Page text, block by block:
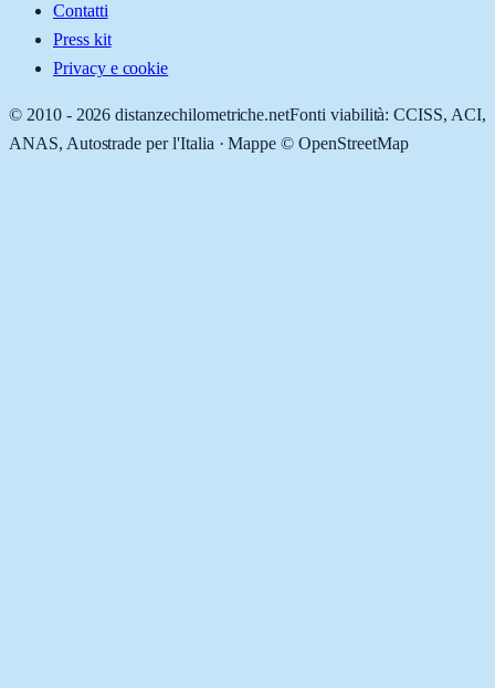
Contatti
Press kit
Privacy e cookie
© 2010 - 2026 distanzechilometriche.netFonti viabilità: CCISS, ACI,
ANAS, Autostrade per l'Italia · Mappe © OpenStreetMap